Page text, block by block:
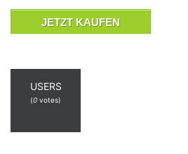
JETZT KAUFEN
USERS
(0 votes)